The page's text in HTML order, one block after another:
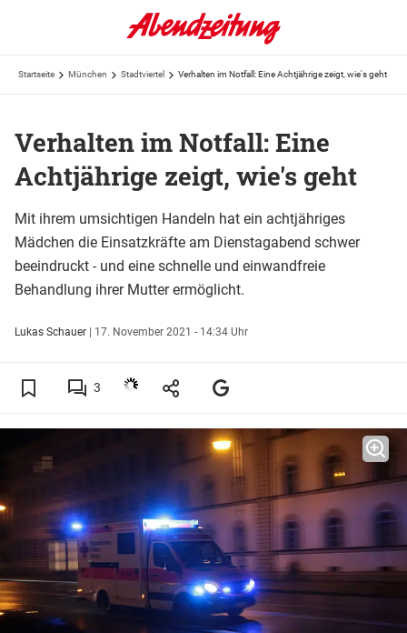
Startseite München Stadtviertel Verhalten im Notfall: Eine Achtjährige zeigt, wie's geht
Verhalten im Notfall: Eine
Achtjährige zeigt, wie's geht
Mit ihrem umsichtigen Handeln hat ein achtjähriges
Mädchen die Einsatzkräfte am Dienstagabend schwer
beeindruckt - und eine schnelle und einwandfreie
Behandlung ihrer Mutter ermöglicht.
Lukas Schauer | 17. November 2021 - 14:34 Uhr
3